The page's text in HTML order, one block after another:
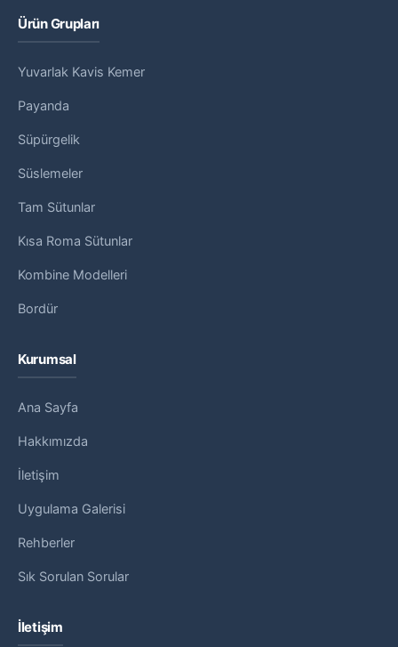
Ürün Grupları
Yuvarlak Kavis Kemer
Payanda
Süpürgelik
Süslemeler
Tam Sütunlar
Kısa Roma Sütunlar
Kombine Modelleri
Bordür
Kurumsal
Ana Sayfa
Hakkımızda
İletişim
Uygulama Galerisi
Rehberler
Sık Sorulan Sorular
İletişim